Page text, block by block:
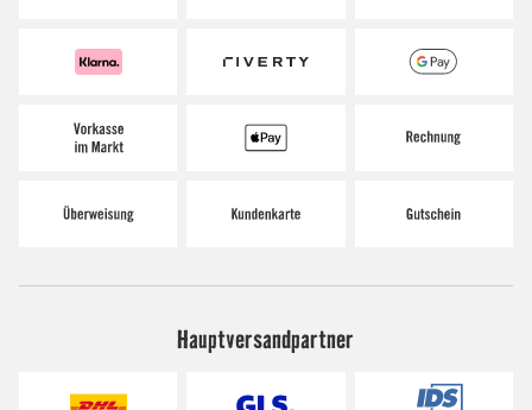
Hauptversandpartner